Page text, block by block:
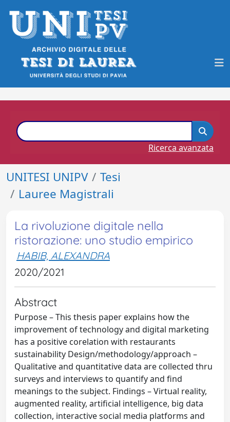
Ricerca avanzata
UNITESI UNIPV
Tesi
Lauree Magistrali
La rivoluzione digitale nella
ristorazione: uno studio empirico
HABIB, ALEXANDRA
2020/2021
Abstract
Purpose – This thesis paper explains how the
improvement of technology and digital marketing
has a positive corelation with restaurants
sustainability Design/methodology/approach –
Qualitative and quantitative data are collected thru
surveys and interviews to quantify and find
meanings to the subject. Findings – Virtual reality,
augmented reality, artificial intelligence, big data
collection, interactive social media platforms and